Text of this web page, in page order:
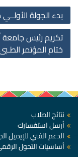
بدء الجولة
تكريم رئيس جامعة
ختام المؤتمر
نتائج الطلاب
أرسل استفسارك
الدعم الفني للإيميل
أساسيات التحول